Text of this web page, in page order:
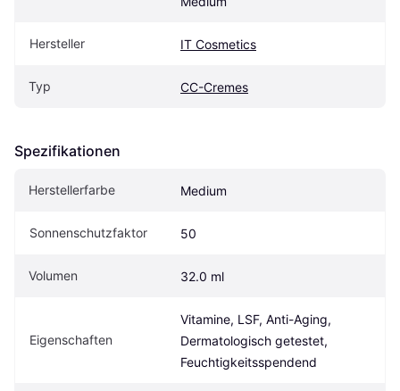
Hersteller IT Cosmetics
Typ CC-Cremes
Spezifikationen
Herstellerfarbe Medium
Sonnenschutzfaktor 50
Volumen 32.0 ml
Eigen­schaften
Vitamine, LSF, Anti-Aging,
Dermatologisch getestet,
Feuchtigkeitsspendend